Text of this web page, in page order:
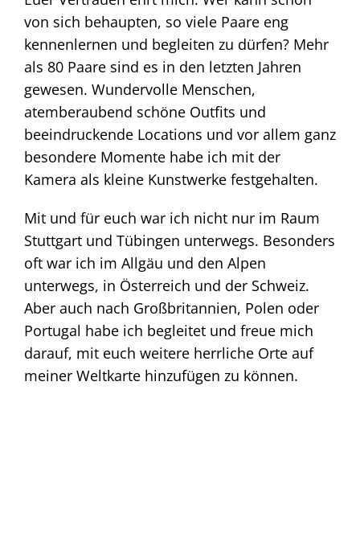
von sich behaupten, so viele Paare eng
kennenlernen und begleiten zu dürfen? Mehr
als 80 Paare sind es in den letzten Jahren
gewesen. Wundervolle Menschen,
atemberaubend schöne Outfits und
beeindruckende Locations und vor allem ganz
besondere Momente habe ich mit der
Kamera als kleine Kunstwerke festgehalten.
Mit und für euch war ich nicht nur im Raum
Stuttgart und Tübingen unterwegs. Besonders
oft war ich im Allgäu und den Alpen
unterwegs, in Österreich und der Schweiz.
Aber auch nach Großbritannien, Polen oder
Portugal habe ich begleitet und freue mich
darauf, mit euch weitere herrliche Orte auf
meiner Weltkarte hinzufügen zu können.